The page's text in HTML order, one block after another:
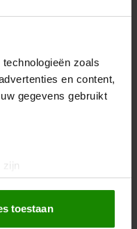
zoals
en content,
gegevens gebruikt
zijn
toestaan